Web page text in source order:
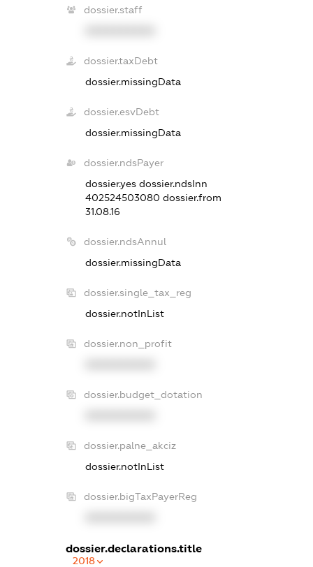
dossier.staff
dossier.taxDebt
dossier.missingData
dossier.esvDebt
dossier.missingData
dossier.ndsPayer
dossier.yes dossier.ndsInn
402524503080 dossier.from
31.08.16
dossier.ndsAnnul
dossier.missingData
dossier.single_tax_reg
dossier.notInList
dossier.non_profit
dossier.budget_dotation
dossier.palne_akciz
dossier.notInList
dossier.bigTaxPayerReg
dossier.declarations.title
2018